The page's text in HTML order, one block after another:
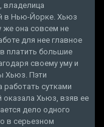
владелица
в Нью-Йорке. Хьюз
же она совсем не
для нее главное
платить большие
своему уму и
Хьюз. Пэти
работать сутками
Хьюз, взяв ее
дело одного
в серьезном